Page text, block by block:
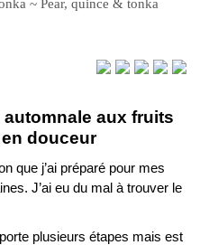
aux fruits
douceur
que j’ai préparé pour mes
J’ai eu du mal à trouver le
plusieurs étapes mais est